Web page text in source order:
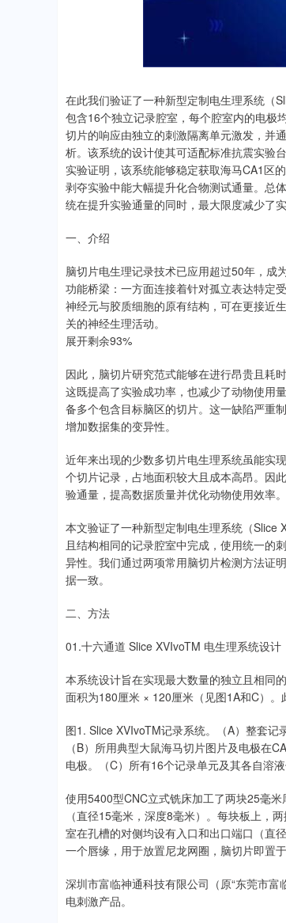
在此我们验证了一种新型定制电生理系统（
包含16个独立记录腔室，每个腔室内的电极
切片的响应由独立的刺激隔离单元激发，并
析。该系统的设计使其可适配标准抗震实验
实验证明，该系统能够稳定获取海马CA1区
剥夺实验中能大幅提升化合物测试通量。总
统在提升实验通量的同时，最大限度减少了
一、介绍
脑切片电生理记录技术已应用超过50年，成
功能桥梁：一方面连接着针对孤立表达特定
神经元与胶质细胞的原有结构，可在更接近
关的神经生理活动。
展开剩余93%
因此，脑切片研究范式能够在进行昂贵且耗
这既提高了实验成功率，也减少了动物使用
备多个包含目标脑区的切片。这一缺陷严重
增加数据集的变异性。
近年来出现的少数多切片电生理系统虽能实
个切片记录，占地面积较大且成本高昂。因
验通量，提高数据质量并优化动物使用效率。
本文验证了一种新型定制电生理系统（Slice
且结构相同的记录腔室中完成，使用统一的
异性。我们通过两项常用脑切片检测方法证
据一致。
二、方法
01.十六通道 Slice XVIvoTM 电生理系统设计
本系统设计旨在实现最大数量的独立且相同
面积为180厘米 × 120厘米（见图1A和C）。
图1. Slice XVIvoTM记录系统。（A）整套记
（B）所用典型大鼠海马切片图片及电极在
电极。（C）所有16个记录单元及其各自溶
使用5400型CNC立式铣床加工了两块25毫
（直径15毫米，深度8毫米）。每块板上，
室在孔槽的对侧均设有入口和出口端口（直
一个唇缘，用于放置尼龙网圈，脑切片即置
深圳市富临神通科技有限公司（原“东莞市
电刺激产品。